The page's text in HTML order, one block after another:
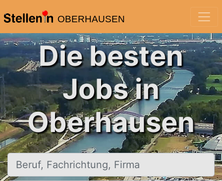
OBERHAUSEN
Die besten
Jobs in
Oberhausen
Beruf, Fachrichtung, Firma